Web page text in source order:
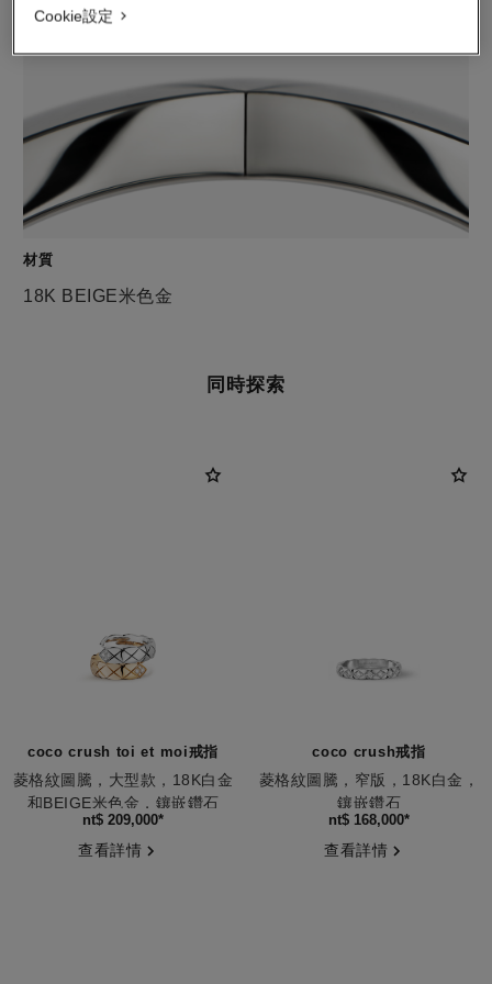
材質
18K BEIGE米色金
同時探索
coco crush toi et moi戒指
菱格紋圖騰，大型款，18K白金
和BEIGE米色金，鑲嵌鑽石
編號J11972nt$ 209,000*
查看詳情
coco crush戒指
菱格紋圖騰，窄版，18K白金，
鑲嵌鑽石
編號J11871nt$ 168,000*
查看詳情
Cookie設定